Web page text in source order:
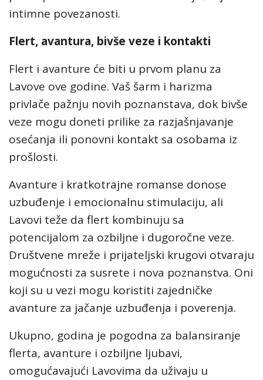
intimne povezanosti.
Flert, avantura, bivše veze i kontakti
Flert i avanture će biti u prvom planu za
Lavove ove godine. Vaš šarm i harizma
privlače pažnju novih poznanstava, dok bivše
veze mogu doneti prilike za razjašnjavanje
osećanja ili ponovni kontakt sa osobama iz
prošlosti.
Avanture i kratkotrajne romanse donose
uzbuđenje i emocionalnu stimulaciju, ali
Lavovi teže da flert kombinuju sa
potencijalom za ozbiljne i dugoročne veze.
Društvene mreže i prijateljski krugovi otvaraju
mogućnosti za susrete i nova poznanstva. Oni
koji su u vezi mogu koristiti zajedničke
avanture za jačanje uzbuđenja i poverenja.
Ukupno, godina je pogodna za balansiranje
flerta, avanture i ozbiljne ljubavi,
omogućavajući Lavovima da uživaju u